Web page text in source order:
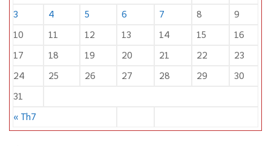
« Th7
3
4 5 6 7 8
9
10
11 12 13 14 15
16
17
18 19 20 21 22
23
24
25 26 27 28 29
30
31